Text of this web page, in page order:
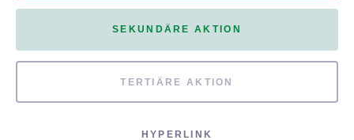
SEKUNDÄRE AKTION
TERTIÄRE AKTION
HYPERLINK